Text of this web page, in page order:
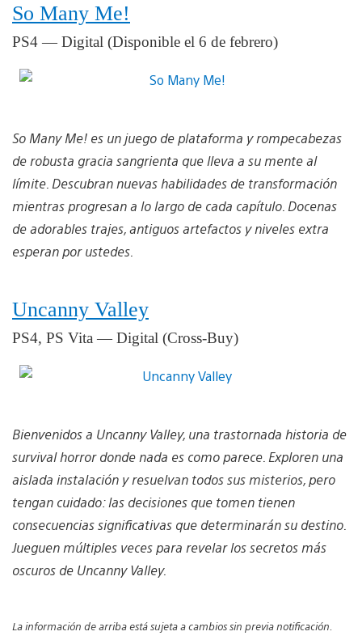
So Many Me!
PS4 — Digital (Disponible el 6 de febrero)
So Many Me! es un juego de plataforma y rompecabezas
de robusta gracia sangrienta que lleva a su mente al
límite. Descubran nuevas habilidades de transformación
mientras progresan a lo largo de cada capítulo. Docenas
de adorables trajes, antiguos artefactos y niveles extra
esperan por ustedes.
Uncanny Valley
PS4, PS Vita — Digital (Cross-Buy)
Bienvenidos a Uncanny Valley, una trastornada historia de
survival horror donde nada es como parece. Exploren una
aislada instalación y resuelvan todos sus misterios, pero
tengan cuidado: las decisiones que tomen tienen
consecuencias significativas que determinarán su destino.
Jueguen múltiples veces para revelar los secretos más
oscuros de Uncanny Valley.
La información de arriba está sujeta a cambios sin previa notificación.